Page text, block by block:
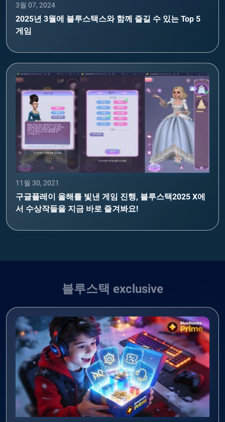
3월 07, 2024
2025년 3월에 블루스택스와 함께 즐길 수 있는 Top 5
게임
11월 30, 2021
구글플레이 올해를 빛낸 게임 진행, 블루스택2025 X에
서 수상작들을 지금 바로 즐겨봐요!
블루스택 exclusive